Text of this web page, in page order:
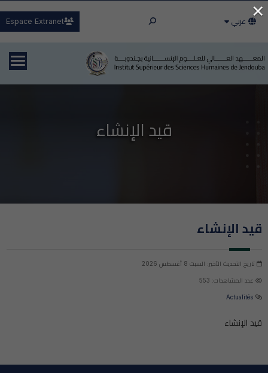
عربي Espace Extranet
قيد الإنشاء
قيد الإنشاء
تاريخ التحديث الأخير: السبت 8 أغسطس 2026
عدد المشاهدات: 553
Actualités
قيد الإنشاء
×